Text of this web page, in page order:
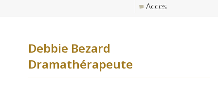
Acces
Debbie Bezard
Dramathérapeute